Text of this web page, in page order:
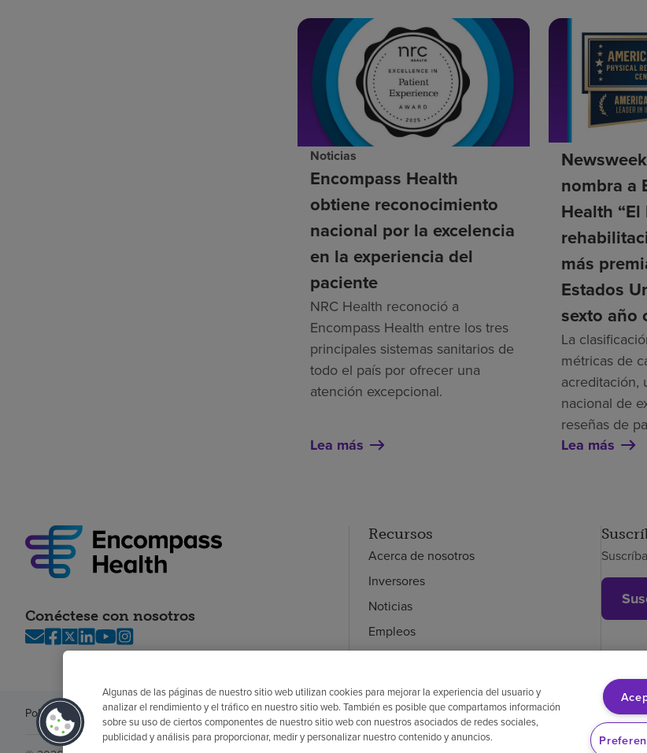
Noticias
Encompass Health
obtiene reconocimiento
nacional por la excelencia
en la experiencia del
paciente
NRC Health reconoció a
Encompass Health entre los tres
principales sistemas sanitarios de
todo el país por ofrecer una
atención excepcional.
Lea más
nombra a
Health
más
Estados
sexto año
La
métricas de
acreditación,
nacional de
reseñas de
Lea más
Conéctese con nosotros
Recursos
Acerca de nosotros
Inversores
Noticias
Empleos
Empleados
Política de privacidadLegalSin sorpresas AccesibilidadSi no habla inglésAviso de no discriminaciónCumplimiento de los
Algunas de las páginas de nuestro sitio web utilizan cookies para mejorar la experiencia del usuario y
analizar el rendimiento y el tráfico en nuestro sitio web. También es posible que compartamos información
sobre su uso de ciertos componentes de nuestro sitio web con nuestros asociados de redes sociales,
publicidad y análisis para proporcionar, medir y personalizar nuestro contenido y anuncios.